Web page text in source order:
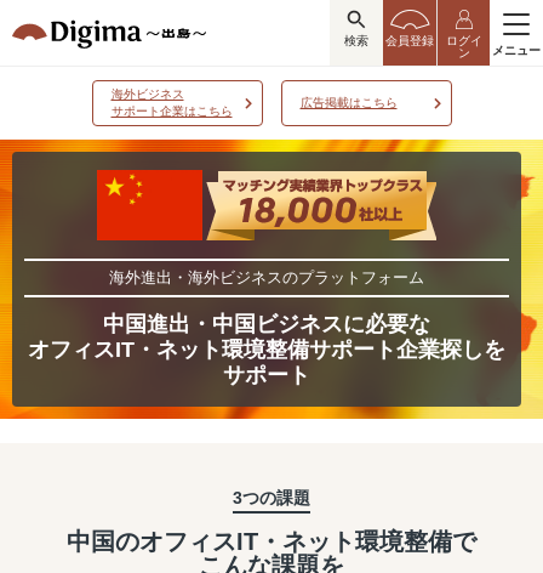
検索 会員登録
ログイ
ン
メニュー
海外ビジネス
サポート企業はこちら
広告掲載はこちら
海外進出・海外ビジネスのプラットフォーム
中国進出・中国ビジネスに必要な
オフィスIT・ネット環境整備サポート企業探しを
サポート
3つの課題
中国のオフィスIT・ネット環境整備で
こんな課題を